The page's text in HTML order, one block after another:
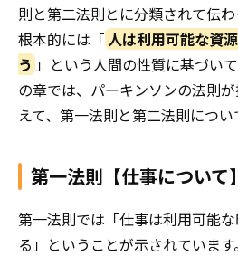
則と第二法則とに分類されて伝
根本的には「人は利用可能な資
う 」という人間の性質に基づい
の章では、パーキンソンの法則
えて、第一法則と第二法則につい
第一法則【仕事について】
第一法則では「仕事は利用可能
る」ということが示されています。